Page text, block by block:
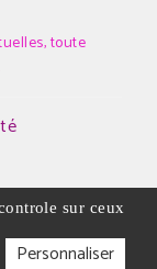
toute
sur ceux
Personnaliser